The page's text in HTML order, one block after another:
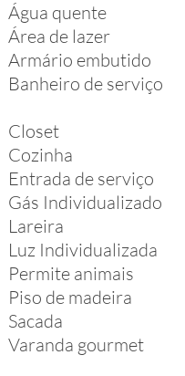
Água quente
Área de lazer
Armário embutido
Banheiro de serviço
Closet
Cozinha
Entrada de serviço
Gás Individualizado
Lareira
Luz Individualizada
Permite animais
Piso de madeira
Sacada
Varanda gourmet